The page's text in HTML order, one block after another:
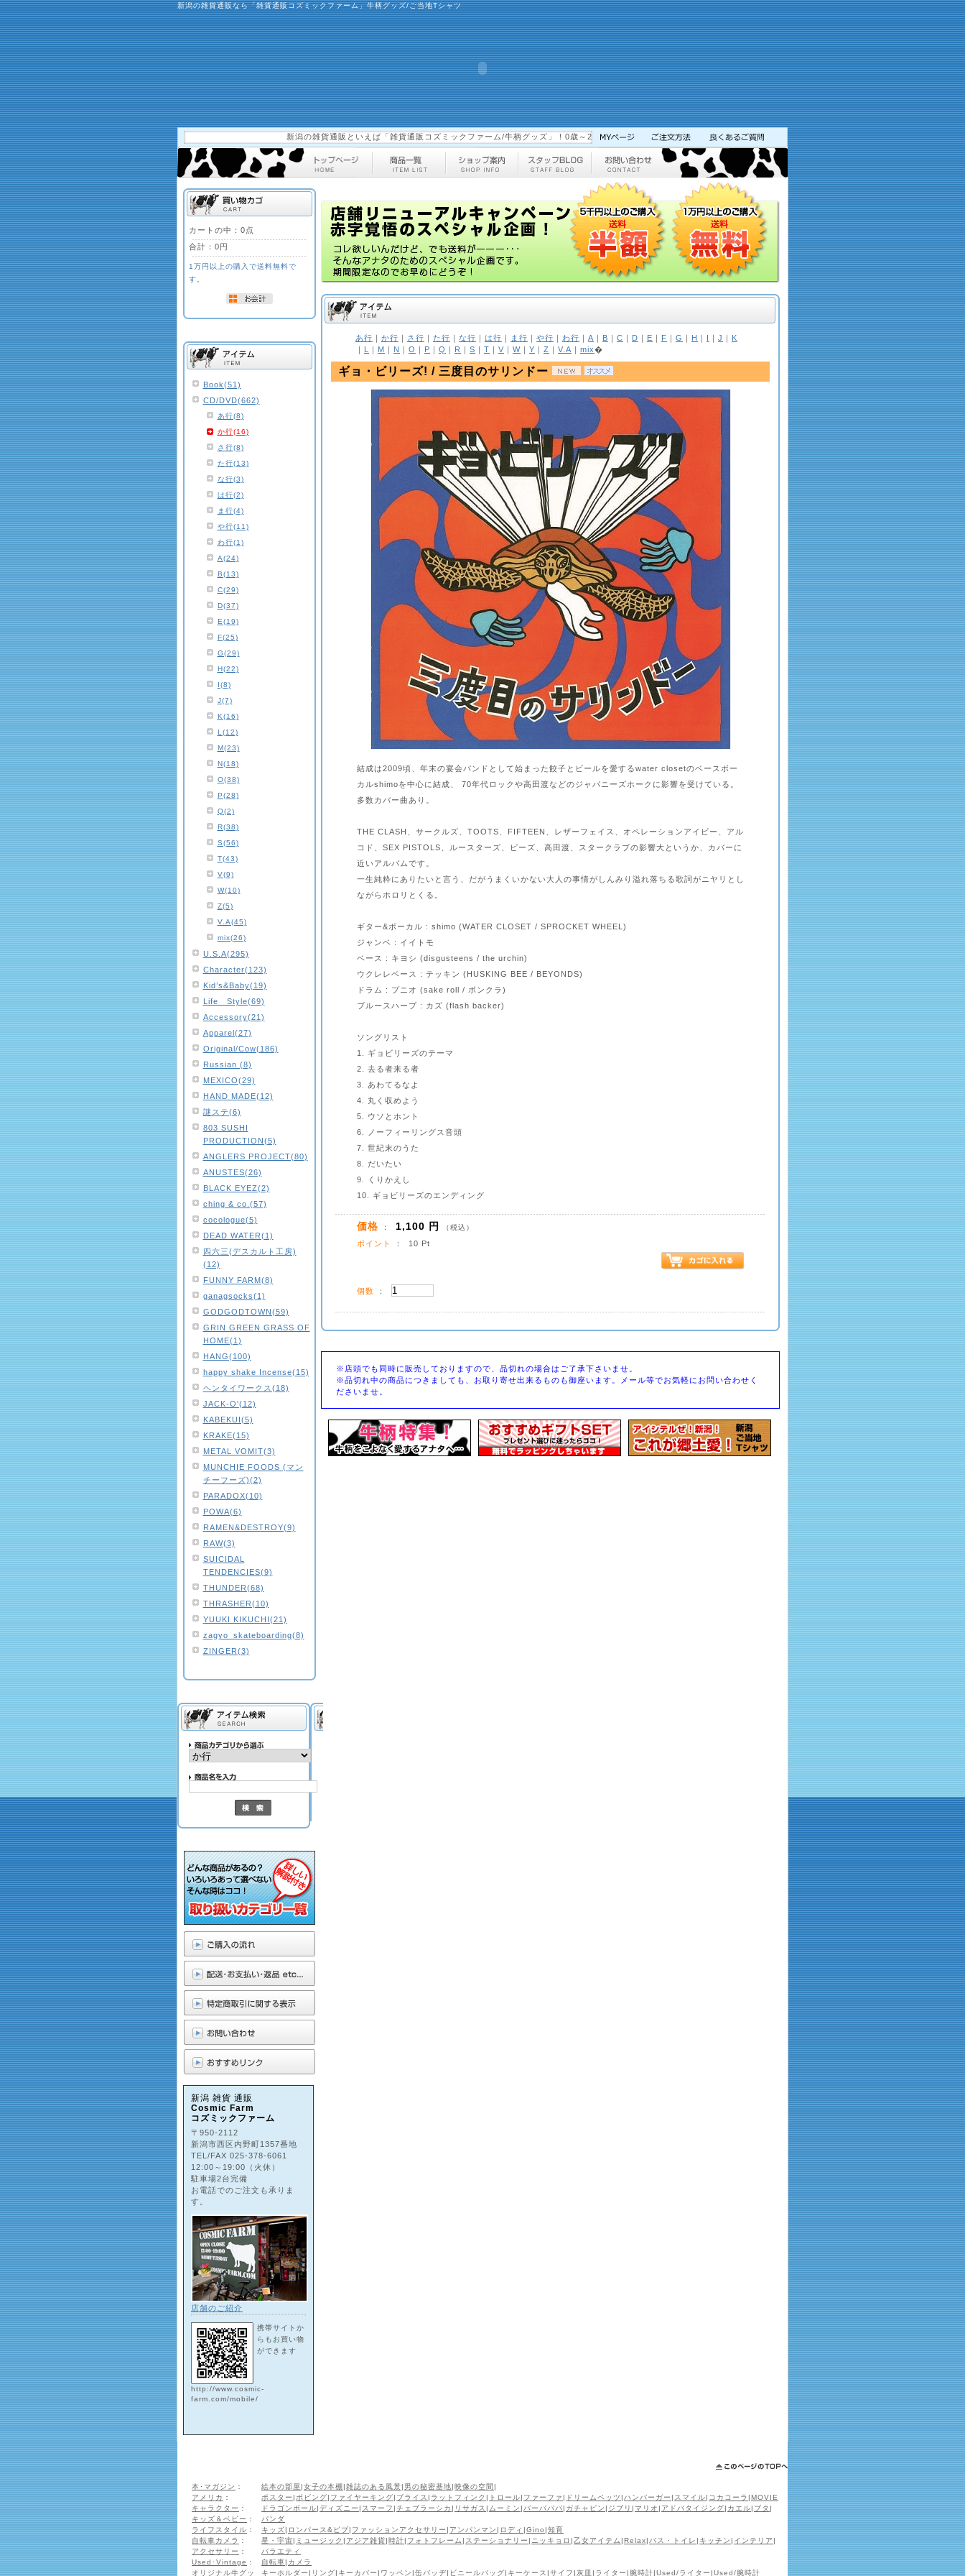
新潟の雑貨通販なら「雑貨通販コズミックファーム」牛柄グッズ/ご当地Tシャツ
新潟の雑貨通販といえば「雑貨通販コズミックファーム/牛柄グッズ」！0歳～200歳まで楽しめる遊びのスポット！まるでおもちゃ箱の中を歩いているような不思議な体験に出会えま
カートの中：0点
合計： 0円
1万円以上の購入で送料無料で
す。
Book(51)
CD/DVD(662)
あ行(8)
か行(16)
さ行(8)
た行(13)
な行(3)
は行(2)
ま行(4)
や行(11)
わ行(1)
A(24)
B(13)
C(29)
D(37)
E(19)
F(25)
G(29)
H(22)
I(8)
J(7)
K(16)
L(12)
M(23)
N(18)
O(38)
P(28)
Q(2)
R(38)
S(56)
T(43)
V(9)
W(10)
Z(5)
V.A(45)
mix(26)
U.S.A(295)
Character(123)
Kid’s&Baby(19)
Life Style(69)
Accessory(21)
Apparel(27)
Original/Cow(186)
Russian (8)
MEXICO(29)
HAND MADE(12)
謎ステ(6)
803 SUSHI
PRODUCTION(5)
ANGLERS PROJECT(80)
ANUSTES(26)
BLACK EYEZ(2)
ching & co.(57)
cocologue(5)
DEAD WATER(1)
四六三(デスカルト工房)
(12)
FUNNY FARM(8)
ganagsocks(1)
GODGODTOWN(59)
GRIN GREEN GRASS OF
HOME(1)
HANG(100)
happy shake Incense(15)
ヘンタイワークス(18)
JACK-O'(12)
KABEKUI(5)
KRAKE(15)
METAL VOMIT(3)
MUNCHIE FOODS (マン
チーフーズ)(2)
PARADOX(10)
POWA(6)
RAMEN&DESTROY(9)
RAW(3)
SUICIDAL
TENDENCIES(9)
THUNDER(68)
THRASHER(10)
YUUKI KIKUCHI(21)
zagyo_skateboarding(8)
ZINGER(3)
新潟 雑貨 通販
Cosmic Farm
コズミックファーム
〒950-2112
新潟市西区内野町1357番地
TEL/FAX 025-378-6061
12:00～19:00（火休）
駐車場2台完備
お電話でのご注文も承りま
す。
店舗のご紹介
携帯サイトか
らもお買い物
ができます
http://www.cosmic-
farm.com/mobile/
あ行 ｜ か行 ｜ さ行 ｜ た行 ｜ な行 ｜ は行 ｜ ま行 ｜ や行 ｜ わ行 ｜ A ｜ B ｜ C ｜ D ｜ E ｜ F ｜ G ｜ H ｜ I ｜ J ｜ K
｜ L ｜ M ｜ N ｜ O ｜ P ｜ Q ｜ R ｜ S ｜ T ｜ V ｜ W ｜ Y ｜ Z ｜ V.A ｜ mix�
ギョ・ビリーズ! / 三度目のサリンドー
結成は2009頃、年末の宴会バンドとして始まった餃子とビールを愛するwater closetのベースボー
カルshimoを中心に結成、 70年代ロックや高田渡などのジャパニーズホークに影響を受けている。
多数カバー曲あり。
THE CLASH、サークルズ、TOOTS、FIFTEEN、レザーフェイス、オペレーションアイビー、アル
コド、SEX PISTOLS、ルースターズ、ピーズ、高田渡、スタークラブの影響大というか、カバーに
近いアルバムです。
一生純粋にありたいと言う、だがうまくいかない大人の事情がしんみり溢れ落ちる歌詞がニヤリとし
ながらホロリとくる。
ギター&ボーカル : shimo (WATER CLOSET / SPROCKET WHEEL)
ジャンベ : イイトモ
ベース : キヨシ (disgusteens / the urchin)
ウクレレベース : テッキン (HUSKING BEE / BEYONDS)
ドラム : プニオ (sake roll / ボンクラ)
ブルースハープ : カズ (flash backer)
ソングリスト
1. ギョビリーズのテーマ
2. 去る者来る者
3. あわてるなよ
4. 丸く収めよう
5. ウソとホント
6. ノーフィーリングス音頭
7. 世紀末のうた
8. だいたい
9. くりかえし
10. ギョビリーズのエンディング
価格 ： 1,100 円 （税込）
ポイント ： 10 Pt
個数 ：
※店頭でも同時に販売しておりますので、品切れの場合はご了承下さいませ。
※品切れ中の商品につきましても、お取り寄せ出来るものも御座います。メール等でお気軽にお問い合わせく
ださいませ。
本･マガジン ：
アメリカ ：
キャラクター ：
キッズ＆ベビー ：
ライフスタイル ：
自転車カメラ
：
アクセサリー ：
Used･Vintage ：
オリジナル牛グッ
絵本の部屋 |女子の本棚 |雑誌のある風景| 男の秘密基地|映像の空間 |
ポスター | ボビング| ファイヤーキング| ブライス | ラットフィンク | トロール| ファーファ | ドリームペッツ | ハンバーガー | スマイル| コカコーラ |MOVIE
ドラゴンボール| ディズニー | スマーフ |チェブラーシカ | リサガス | ムーミン | バーバパパ| ガチャピン | ジブリ |マリオ | アドバタイジング| カエル| ブタ |
パンダ
キッズ| ロンパース&ビブ| ファッションアクセサリー | アンパンマン | ロディ |Gino |知育
星・宇宙| ミュージック | アジア雑貨|時計| フォトフレーム | ステーショナリー | ニッキョロ |乙女アイテム |Relax| バス・トイレ | キッチン | インテリア |
バラエティ
自転車 | カメラ
キーホルダー | リング| キーカバー | ワッペン |缶バッヂ| ビニールバッグ| キーケース |サイフ | 灰皿 | ライター | 腕時計|Used/ライター |Used/腕時計